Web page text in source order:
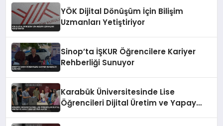
YÖK Dijital Dönüşüm İçin Bilişim
Uzmanları Yetiştiriyor
Sinop’ta İŞKUR Öğrencilere Kariyer
Rehberliği Sunuyor
Karabük Üniversitesinde Lise
Öğrencileri Dijital Üretim ve Yapay